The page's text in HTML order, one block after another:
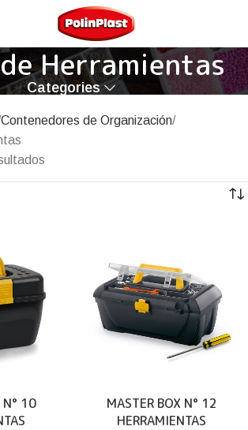
Herramientas
Categories
Contenedores de Organización
N° 10
MASTER BOX N° 12
HERRAMIENTAS